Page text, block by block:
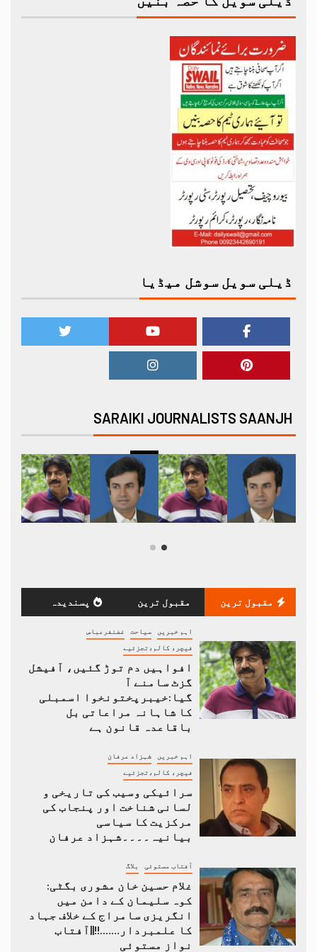
ڈیلی سویل سوشل میڈیا
SARAIKI JOURNALISTS SAANJH
مقبول ترین مقبول ترین پسندیدہ
اہم خبریں سیاحت غضنفرعباس
فیچر، کالم،تجزئیے
افواہیں دم توڑ گئیں، آفیشل
گزٹ سامنے آ
گیا:خیبرپختونخوا اسمبلی
کا شاہانہ مراعاتی بل
باقاعدہ قانون ہے
اہم خبریں شہزاد عرفان
فیچر، کالم،تجزئیے
سرائیکی وسیب کی تاریخی و
لسانی شناخت اور پنجاب کی
مرکزیت کا سیاسی
بیانیہ۔۔۔۔شہزاد عرفان
آفتاب مستوئی بلاگ
غلام حسین خان مشوری بگٹی:
کوہ سلیمان کے دامن میں
انگریزی سامراج کے خلاف جہاد
کا علمبردار…….!!||آفتاب
نواز مستوئی